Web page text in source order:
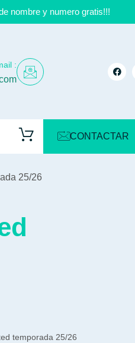
nombre y numero gratis!!!
:
CONTACTAR
25/26
temporada 25/26